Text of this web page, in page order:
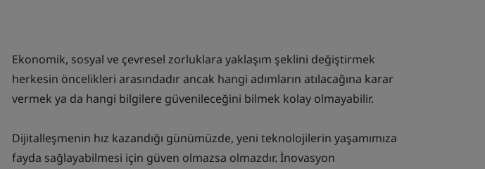
Ekonomik, sosyal ve çevresel zorluklara yaklaşım şeklini değiştirmek
herkesin öncelikleri arasındadır ancak hangi adımların atılacağına karar
vermek ya da hangi bilgilere güvenileceğini bilmek kolay olmayabilir.
Dijitalleşmenin hız kazandığı günümüzde, yeni teknolojilerin yaşamımıza
fayda sağlayabilmesi için güven olmazsa olmazdır. İnovasyon